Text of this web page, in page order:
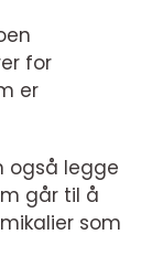
for
er
også legge
går til å
som